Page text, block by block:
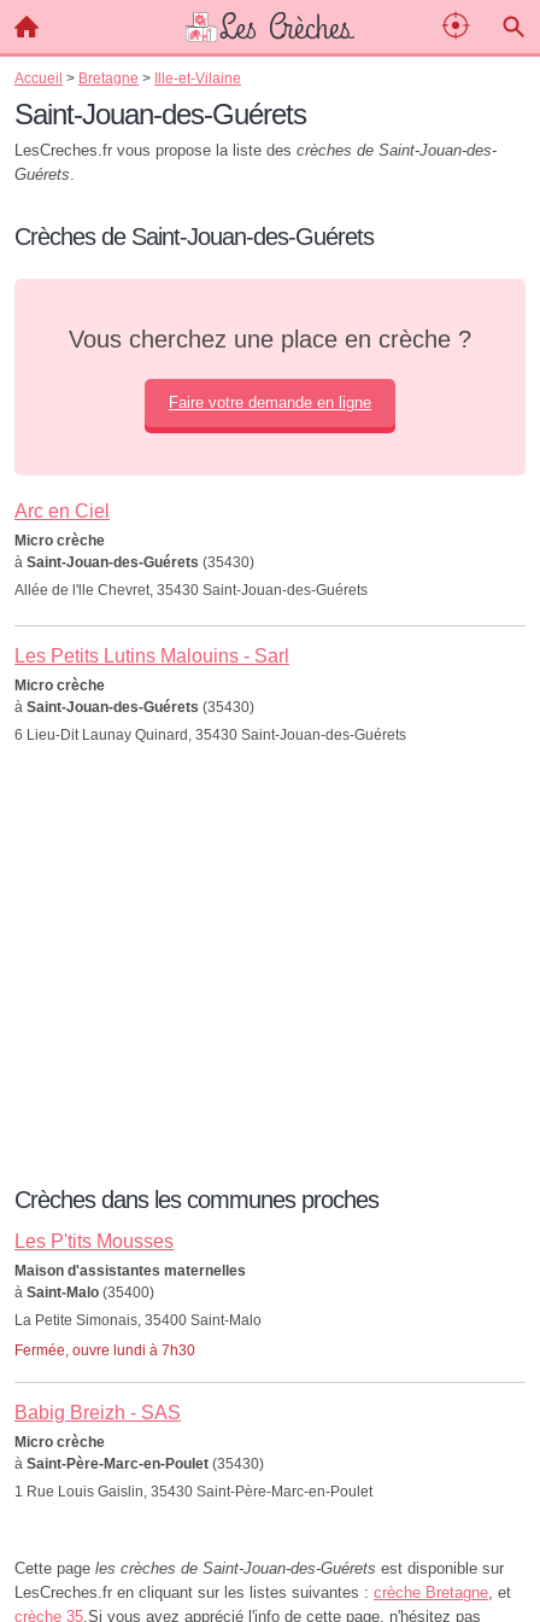
Accueil > Bretagne > Ille-et-Vilaine
Saint-Jouan-des-Guérets
LesCreches.fr vous propose la liste des crèches de Saint-Jouan-des-
Guérets.
Crèches de Saint-Jouan-des-Guérets
Vous cherchez une place en crèche ?
Faire votre demande en ligne
Arc en Ciel
Micro crèche
à Saint-Jouan-des-Guérets (35430)
Allée de l'lle Chevret, 35430 Saint-Jouan-des-Guérets
Les Petits Lutins Malouins - Sarl
Micro crèche
à Saint-Jouan-des-Guérets (35430)
6 Lieu-Dit Launay Quinard, 35430 Saint-Jouan-des-Guérets
Crèches dans les communes proches
Les P'tits Mousses
Maison d'assistantes maternelles
à Saint-Malo (35400)
La Petite Simonais, 35400 Saint-Malo
Fermée, ouvre lundi à 7h30
Babig Breizh - SAS
Micro crèche
à Saint-Père-Marc-en-Poulet (35430)
1 Rue Louis Gaislin, 35430 Saint-Père-Marc-en-Poulet
Cette page les crèches de Saint-Jouan-des-Guérets est disponible sur
LesCreches.fr en cliquant sur les listes suivantes : crèche Bretagne, et
crèche 35.Si vous avez apprécié l'info de cette page, n'hésitez pas